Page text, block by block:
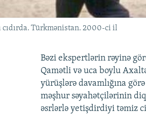
cıdırda. Türkmənistan. 2000-ci il
Bəzi ekspertlərin rəyinə
Qamətli və uca boylu
yürüşlərə davamlığına
məşhur səyahətçilərinin
əsrlərlə yetişdirdiyi təmiz